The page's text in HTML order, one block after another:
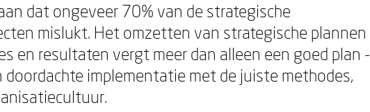
dat ongeveer 70% van de strategische
mislukt. Het omzetten van strategische plannen
en resultaten vergt meer dan alleen een goed plan -
implementatie met de juiste methodes,